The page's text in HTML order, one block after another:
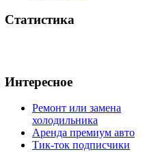
Статистика
Интересное
Ремонт или замена
холодильника
Аренда премиум авто
Тик-ток подписчики